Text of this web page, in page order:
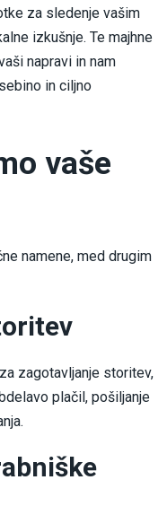
za sledenje vašim
izkušnje. Te majhne
napravi in nam
in ciljno
vaše
namene, med drugim
zagotavljanje storitev,
plačil, pošiljanje